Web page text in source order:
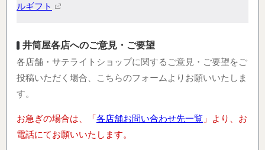
ルギフト
井筒屋各店へのご意見・ご要望
各店舗・サテライトショップに関するご意見・ご要望をご
投稿いただく場合、こちらのフォームよりお願いいたしま
す。
お急ぎの場合は、「各店舗お問い合わせ先一覧 」より、お
電話にてお願いいたします。